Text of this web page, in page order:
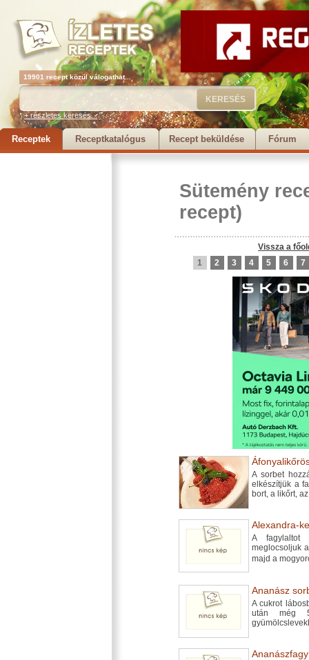
19901 recept közül válogathat...
+ részletes keresés...
Receptek Receptkatalógus Recept beküldése Fórum
Sütemény
recept)
Vissza a
1
2 3 4 5 6 7
A sorbet
elkészítjük a
bort, a likőrt,
Alexandra-
A fagylaltot
meglocsoljuk
majd a
Ananász
A cukrot
után még